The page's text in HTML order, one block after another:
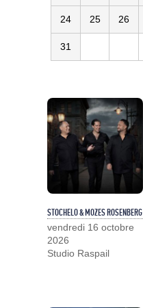
24 25 26
31
STOCHELO & MOZES ROSENBERG
vendredi 16 octobre
2026
Studio Raspail